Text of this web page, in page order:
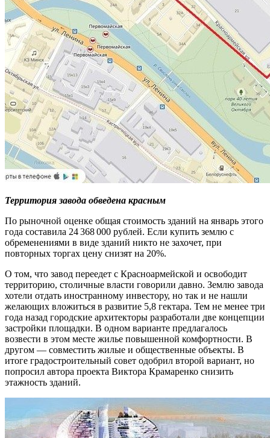
Территория завода обведена красным
По рыночной оценке общая стоимость зданий на январь этого
года составила 24 368 000 рублей. Если купить землю с
обременениями в виде зданий никто не захочет, при
повторных торгах цену снизят на 20%.
О том, что завод переедет с Красноармейской и освободит
территорию, столичные власти говорили давно. Землю завода
хотели отдать иностранному инвестору, но так и не нашли
желающих вложиться в развитие 5,8 гектара. Тем не менее три
года назад городские архитекторы разработали две концепции
застройки площадки. В одном варианте предлагалось
возвести в этом месте жилье повышенной комфортности. В
другом — совместить жилые и общественные объекты. В
итоге градостроительный совет одобрил второй вариант, но
попросил автора проекта Виктора Крамаренко снизить
этажность зданий.